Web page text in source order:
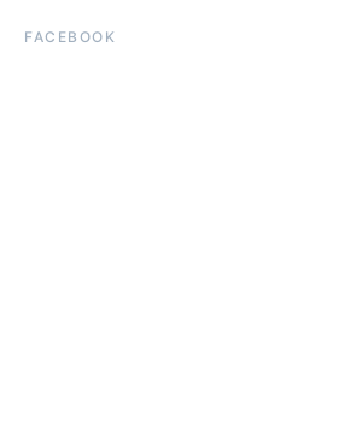
FACEBOOK